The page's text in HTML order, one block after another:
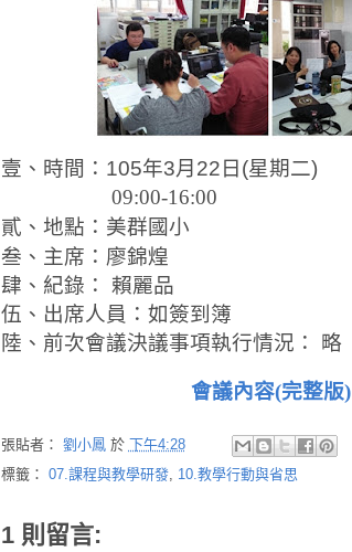
壹、時間： 105年3月 22 日 (星期二)
09:00-16:00
貳、地點：美群國小
叁、主席：廖錦煌
肆、紀錄： 賴麗品
伍、出席人員：如簽到簿
陸、前次會議決議事項執行情況 ： 略
會議內容(完整版)
張貼者： 劉小鳳 於 下午4:28
標籤： 07.課程與教學研發, 10.教學行動與省思
1 則留言: